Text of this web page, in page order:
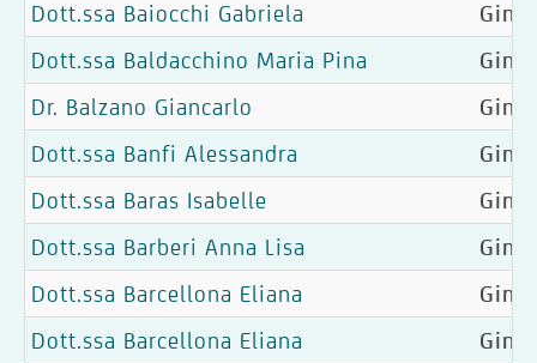
Dott.ssa Baiocchi Gabriela
Dott.ssa Baldacchino Maria Pina
Dr. Balzano Giancarlo
Dott.ssa Banfi Alessandra
Dott.ssa Baras Isabelle
Dott.ssa Barberi Anna Lisa
Dott.ssa Barcellona Eliana
Dott.ssa Barcellona Eliana